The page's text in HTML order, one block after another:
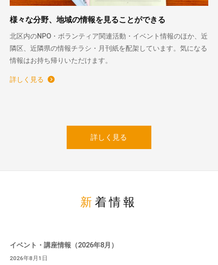
様々な分野、地域の情報を見ることができる
北区内のNPO・ボランティア関連活動・イベント情報のほか、近
隣区、近隣県の情報チラシ・月刊紙を配架しています。気になる
情報はお持ち帰りいただけます。
詳しく見る
詳しく見る
新着情報
イベント・講座情報（2026年8月）
2026年8月1日